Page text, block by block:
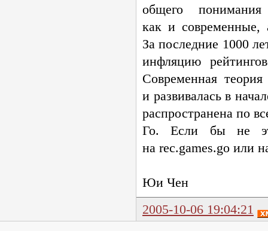
общего
как и
За последние 1000
инфляцию
Современная
и развивалась в
распространена по
Го. Если бы не
на rec.games.go или
Юи Чен
2005-10-06 19:04:21